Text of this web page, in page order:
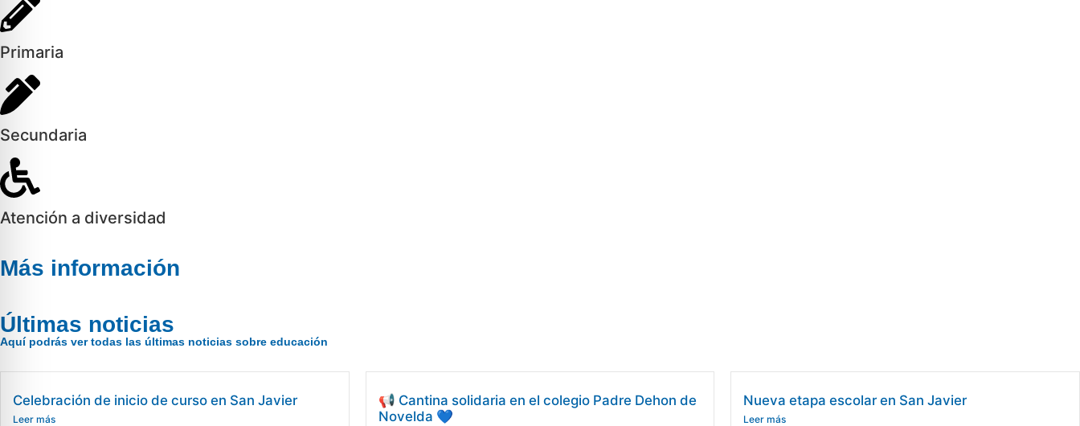
Primaria
Secundaria
Atención a diversidad
Más información
Últimas noticias
Aquí podrás ver todas las últimas noticias sobre educación
Celebración de inicio de curso en San Javier
Leer más
📢 Cantina solidaria en el colegio Padre Dehon de
Novelda 💙
Nueva etapa escolar en San Javier
Leer más